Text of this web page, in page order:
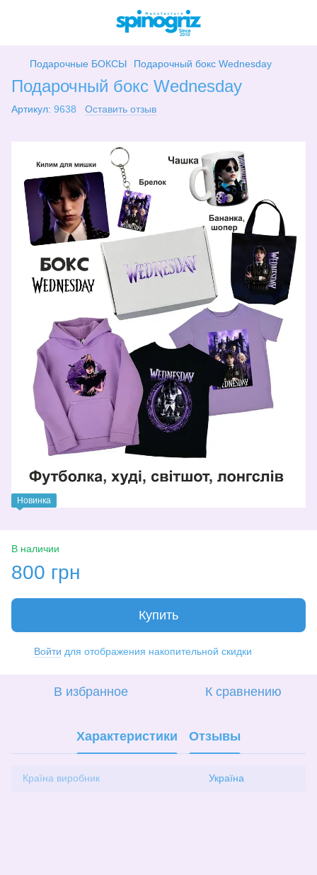
Подарочные БОКСЫ Подарочный бокс Wednesday
Подарочный бокс Wednesday
Артикул: 9638 Оставить отзыв
Новинка
В наличии
800 грн
Купить
Войти для отображения накопительной скидки
В избранное К сравнению
Характеристики Отзывы
Країна виробник Україна